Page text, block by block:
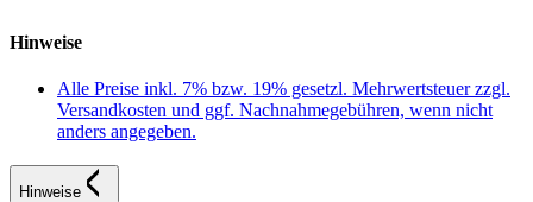
Hinweise
Alle Preise inkl. 7% bzw. 19% gesetzl. Mehrwertsteuer zzgl.
Versandkosten und ggf. Nachnahmegebühren, wenn nicht
anders angegeben.
Hinweise